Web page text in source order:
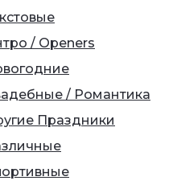
/ Openers
/ Романтика
Праздники